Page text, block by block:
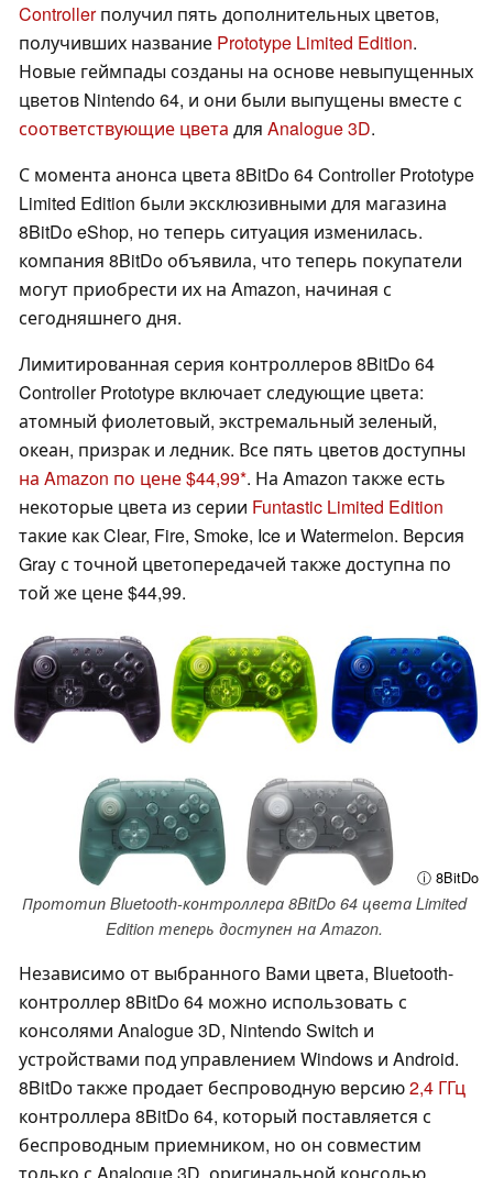
Controllerполучил пять дополнительных цветов,
получивших название Prototype Limited Edition.
Новые геймпады созданы на основе невыпущенных
цветов Nintendo 64, и они были выпущены вместе с
соответствующие цвета для Analogue 3D.
С момента анонса цвета 8BitDo 64 Controller Prototype
Limited Edition были эксклюзивными для магазина
8BitDo eShop, но теперь ситуация изменилась.
компания 8BitDo объявила, что теперь покупатели
могут приобрести их на Amazon, начиная с
сегодняшнего дня.
Лимитированная серия контроллеров 8BitDo 64
Controller Prototype включает следующие цвета:
атомный фиолетовый, экстремальный зеленый,
океан, призрак и ледник. Все пять цветов доступны
на Amazon по цене $44,99 . На Amazon также есть
некоторые цвета из серии Funtastic Limited Edition
такие как Clear, Fire, Smoke, Ice и Watermelon. Версия
Gray с точной цветопередачей также доступна по
той же цене $44,99.
ⓘ 8BitDo
Прототип Bluetooth-контроллера 8BitDo 64 цвета Limited
Edition теперь доступен на Amazon.
Независимо от выбранного Вами цвета, Bluetooth-
контроллер 8BitDo 64 можно использовать с
консолями Analogue 3D, Nintendo Switch и
устройствами под управлением Windows и Android.
8BitDo также продает беспроводную версию2,4 ГГц
контроллера 8BitDo 64, который поставляется с
беспроводным приемником, но он совместим